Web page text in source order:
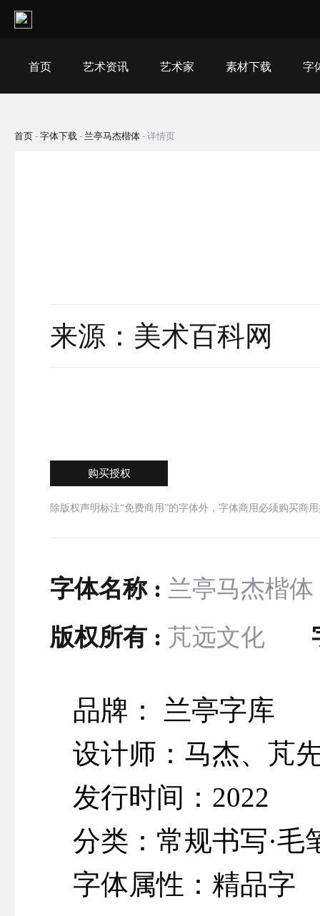
首页 艺术资讯 艺术家 素材下载 字
首页 - 字体下载 - 兰亭马杰楷体 - 详情页
来源：美术百科网
购买授权
除版权声明标注“免费商用”的字体外，字体商用必须购买商
字体名称 : 兰亭马杰楷体
版权所有 : 芃远文化
品牌： 兰亭字库
设计师：马杰、芃
发行时间：2022
分类：常规书写·毛
字体属性：精品字